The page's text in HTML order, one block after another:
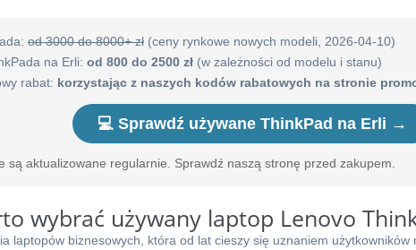
od 3000 do 8000+ zł (ceny rynkowe nowych modeli, 2026-04-10)
na Erli: od 800 do 2500 zł (w zależności od modelu i stanu)
rabat: korzystając z naszych kodów rabatowych na stronie
💻 Sprawdź używane ThinkPad na Erli →
są aktualizowane regularnie. Sprawdź naszą stronę przed zakupem.
wybrać używany laptop Lenovo
laptopów biznesowych, która od lat cieszy się uznaniem użytkowników